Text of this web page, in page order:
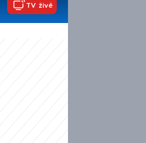
TV živě